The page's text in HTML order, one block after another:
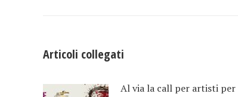
Articoli collegati
Al via la call per artisti per